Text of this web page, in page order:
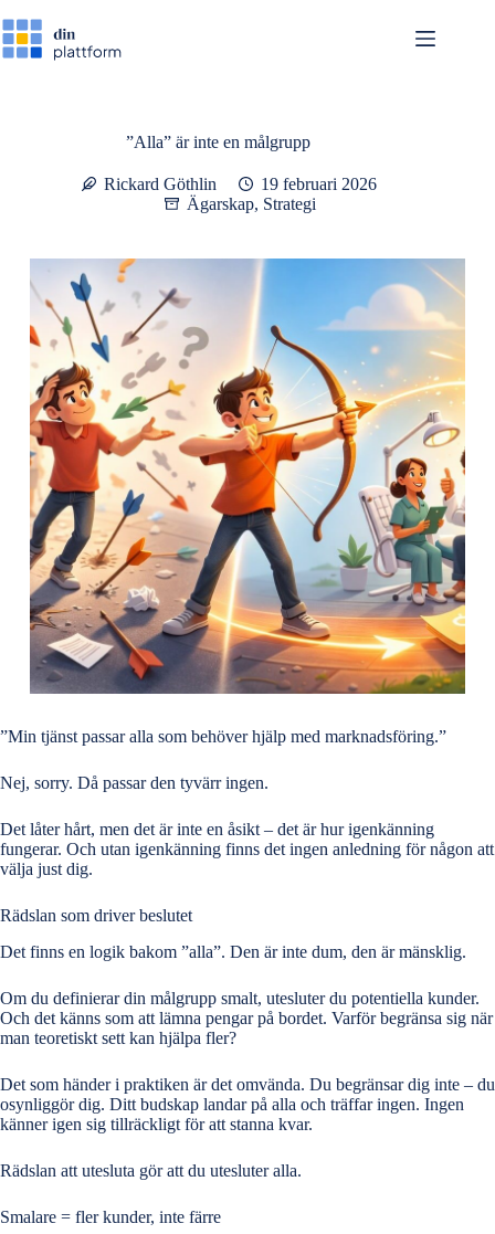
till
innehåll
”Alla” är inte en målgrupp
Rickard Göthlin
19 februari 2026
Ägarskap, Strategi
”Min tjänst passar alla som behöver hjälp med marknadsföring.”
Nej, sorry. Då passar den tyvärr ingen.
Det låter hårt, men det är inte en åsikt – det är hur igenkänning
fungerar. Och utan igenkänning finns det ingen anledning för någon att
välja just dig.
Rädslan som driver beslutet
Det finns en logik bakom ”alla”. Den är inte dum, den är mänsklig.
Om du definierar din målgrupp smalt, utesluter du potentiella kunder.
Och det känns som att lämna pengar på bordet. Varför begränsa sig när
man teoretiskt sett kan hjälpa fler?
Det som händer i praktiken är det omvända. Du begränsar dig inte – du
osynliggör dig. Ditt budskap landar på alla och träffar ingen. Ingen
känner igen sig tillräckligt för att stanna kvar.
Rädslan att utesluta gör att du utesluter alla.
Smalare = fler kunder, inte färre